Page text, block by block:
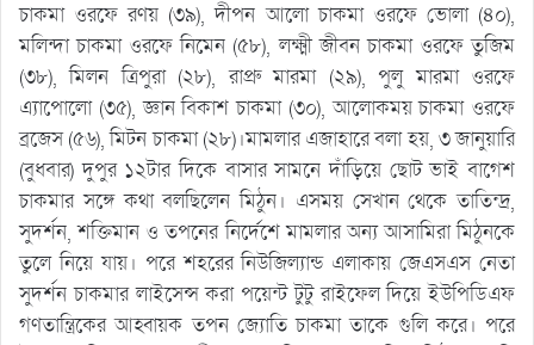
চাকমা ওরফে রণয় (৩৯), দীপন আলো চাকমা ওরফে ভোলা (৪০),
মলিন্দা চাকমা ওরফে নিমেন (৫৮), লক্ষ্মী জীবন চাকমা ওরফে তুজিম
(৩৮), মিলন ত্রিপুরা (২৮), রাপ্রু মারমা (২৯), পুলু মারমা ওরফে
এ্যাপোলো (৩৫), জ্ঞান বিকাশ চাকমা (৩০), আলোকময় চাকমা ওরফে
ব্রজেস (৫৬), মিটন চাকমা (২৮)।মামলার এজাহারে বলা হয়, ৩ জানুয়ারি
(বুধবার) দুপুর ১২টার দিকে বাসার সামনে দাঁড়িয়ে ছোট ভাই বাগেশ
চাকমার সঙ্গে কথা বলছিলেন মিঠুন। এসময় সেখান থেকে তাতিন্দ্র,
সুদর্শন, শক্তিমান ও তপনের নির্দেশে মামলার অন্য আসামিরা মিঠুনকে
তুলে নিয়ে যায়। পরে শহরের নিউজিল্যান্ড এলাকায় জেএসএস নেতা
সুদর্শন চাকমার লাইসেন্স করা পয়েন্ট টুটু রাইফেল দিয়ে ইউপিডিএফ
গণতান্ত্রিকের আহ্বায়ক তপন জ্যোতি চাকমা তাকে গুলি করে। পরে